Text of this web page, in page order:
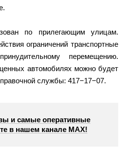
по прилегающим улицам.
ограничений транспортные
перемещению.
автомобилях можно будет
службы: 417−17−07.
и самые оперативные
в нашем канале МАХ!